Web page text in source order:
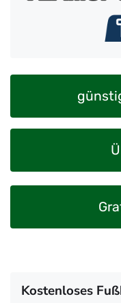
Kostenloses